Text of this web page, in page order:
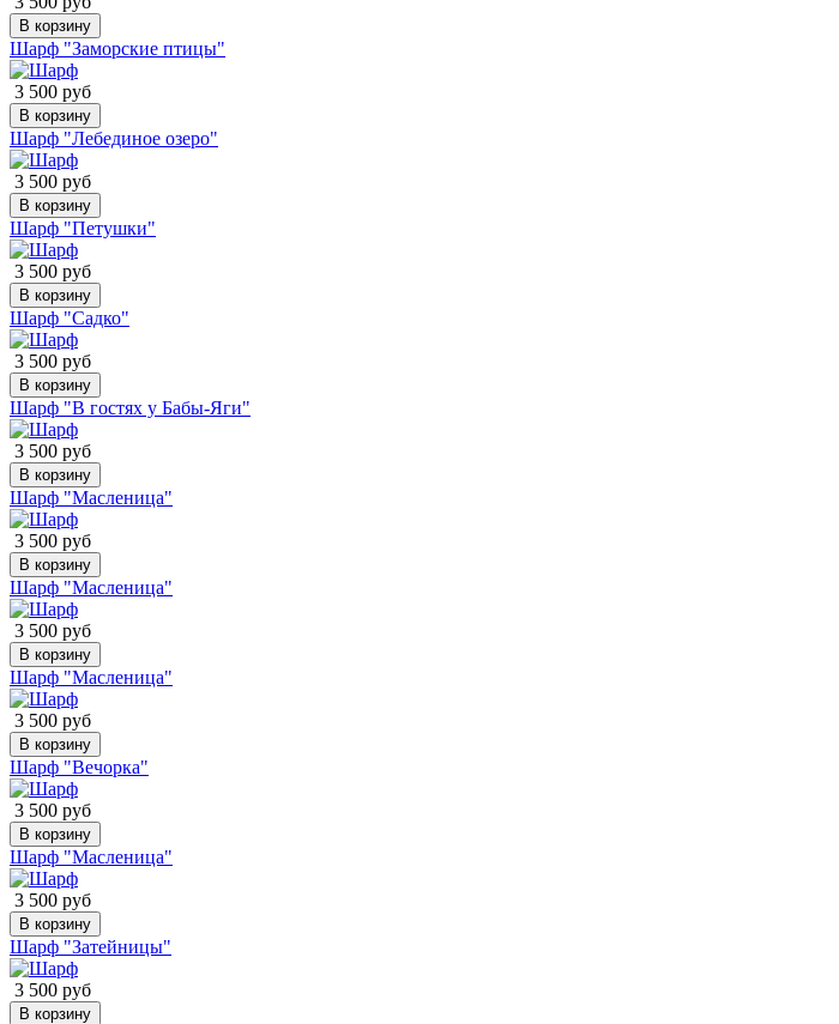
В корзину
Шарф "Заморские птицы"
3 500 руб
В корзину
Шарф "Лебединое озеро"
3 500 руб
В корзину
Шарф "Петушки"
3 500 руб
В корзину
Шарф "Садко"
3 500 руб
В корзину
Шарф "В гостях у Бабы-Яги"
3 500 руб
В корзину
Шарф "Масленица"
3 500 руб
В корзину
Шарф "Масленица"
3 500 руб
В корзину
Шарф "Масленица"
3 500 руб
В корзину
Шарф "Вечорка"
3 500 руб
В корзину
Шарф "Масленица"
3 500 руб
В корзину
Шарф "Затейницы"
3 500 руб
В корзину